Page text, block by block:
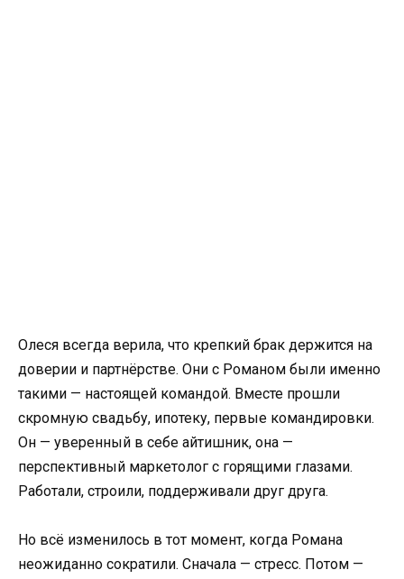
Олеся всегда верила, что крепкий брак держится на
доверии и партнёрстве. Они с Романом были именно
такими — настоящей командой. Вместе прошли
скромную свадьбу, ипотеку, первые командировки.
Он — уверенный в себе айтишник, она —
перспективный маркетолог с горящими глазами.
Работали, строили, поддерживали друг друга.
Но всё изменилось в тот момент, когда Романа
неожиданно сократили. Сначала — стресс. Потом —